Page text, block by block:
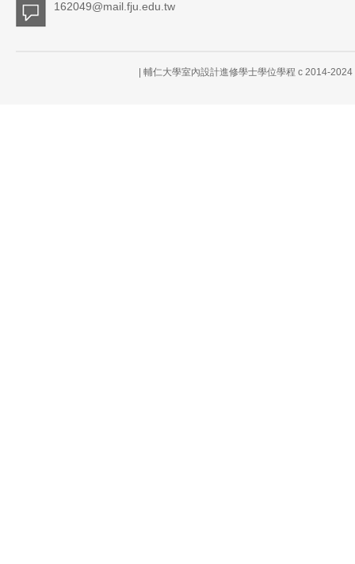
162049@mail.fju.edu.tw
| 輔仁大學室內設計進修學士學位學程 c 2014-